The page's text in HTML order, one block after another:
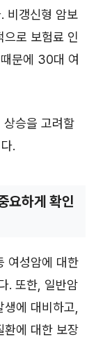
비갱신형 암보
로 보험료 인
문에 30대 여
승을 고려할
.
요하게 확인
여성암에 대한
. 또한, 일반암
에 대비하고,
환에 대한 보장